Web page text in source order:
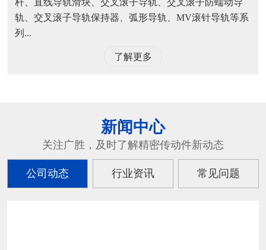
杆、直线导轨滑块、交叉滚子导轨、交叉滚子防蠕动导
轨、交叉滚子导轨保持器、弧形导轨、MV滚针导轨等系
列...
了解更多
新闻中心
关注广胜，及时了解精密传动件新动态
公司动态 行业资讯 常见问题